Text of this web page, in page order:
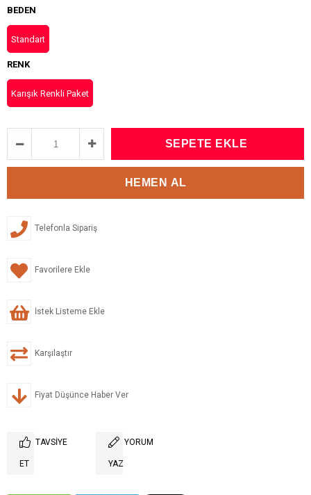
BEDEN
Standart
RENK
Karışık Renkli Paket
Telefonla Sipariş
Favorilere Ekle
İstek Listeme Ekle
Karşılaştır
Fiyat Düşünce Haber Ver
TAVSIYE
ET
YORUM
YAZ